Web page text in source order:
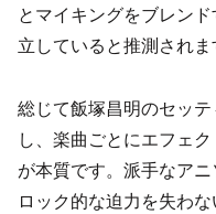
とマイキングをブレン
立していると推測されま
総じて飯塚昌明のセッ
し、楽曲ごとにエフェ
が本質です。派手なア
ロック的な迫力を失わ